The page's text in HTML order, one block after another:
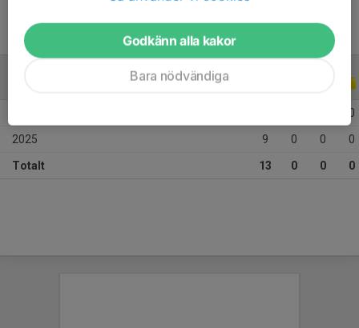
ALLA ÅR
0
2025 9 0 0 0
Totalt 13 0 0 0
Godkänn alla kakor
Bara nödvändiga